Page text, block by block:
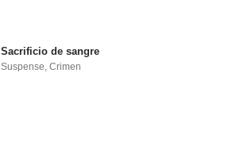
Sacrificio de sangre
Suspense,Crimen